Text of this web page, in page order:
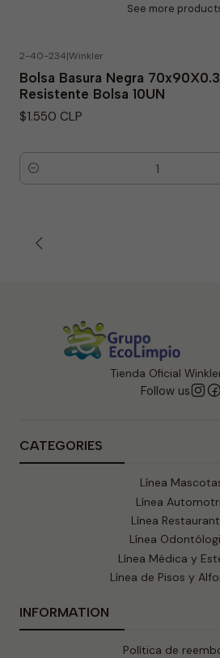
See more
2-40-234|Winkler
Bolsa Basura Negra
Resistente Bolsa 10UN
$1.550 CLP
Quantity
Tienda Oficial
Follow us
CATEGORIES
Línea
Línea
Línea
Línea
Línea Médica y
Línea de Pisos y
INFORMATION
Política de